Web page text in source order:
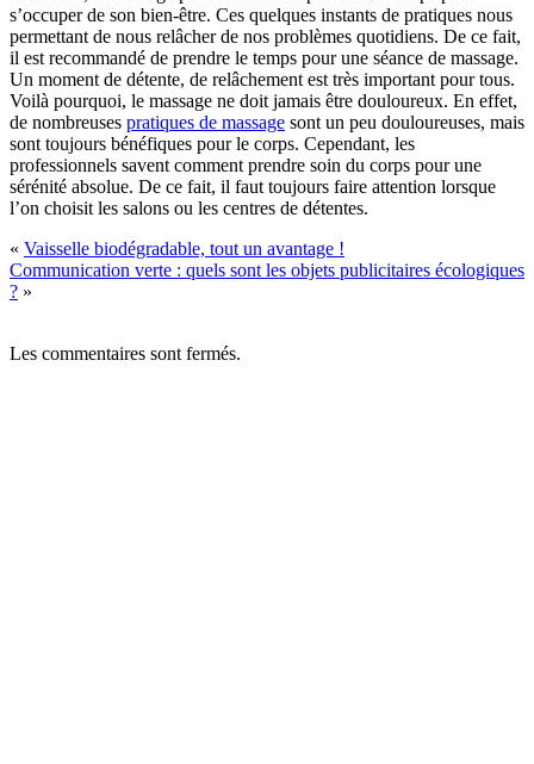
s’occuper de son bien-être. Ces quelques instants de pratiques nous
permettant de nous relâcher de nos problèmes quotidiens. De ce fait,
il est recommandé de prendre le temps pour une séance de massage.
Un moment de détente, de relâchement est très important pour tous.
Voilà pourquoi, le massage ne doit jamais être douloureux. En effet,
de nombreuses pratiques de massage sont un peu douloureuses, mais
sont toujours bénéfiques pour le corps. Cependant, les
professionnels savent comment prendre soin du corps pour une
sérénité absolue. De ce fait, il faut toujours faire attention lorsque
l’on choisit les salons ou les centres de détentes.
« Vaisselle biodégradable, tout un avantage !
Communication verte : quels sont les objets publicitaires écologiques
? »
Les commentaires sont fermés.